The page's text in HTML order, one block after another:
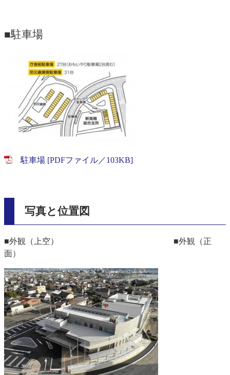
■駐車場
駐車場 [PDFファイル／103KB]
写真と位置図
■外観（上空） ■外観（正
面）